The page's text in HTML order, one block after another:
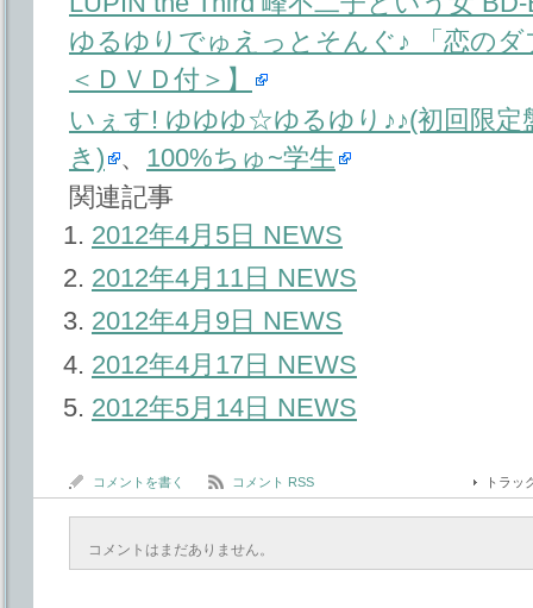
ゆるゆりでゅえっとそんぐ♪ 「恋の
＜ＤＶＤ付＞】
いぇす! ゆゆゆ☆ゆるゆり♪♪(初回限定
き)
、 100%ちゅ~学生
関連記事
2012年4月5日 NEWS
2012年4月11日 NEWS
2012年4月9日 NEWS
2012年4月17日 NEWS
2012年5月14日 NEWS
コメントを書く コメント RSS トラ
コメントはまだありません。